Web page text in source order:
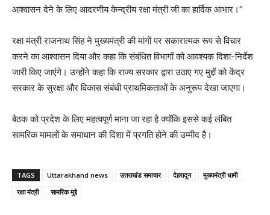
आश्वासन देने के लिए आदरणीय केन्द्रीय रक्षा मंत्री जी का हार्दिक आभार।”
रक्षा मंत्री राजनाथ सिंह ने मुख्यमंत्री की मांगों पर सकारात्मक रूप से विचार
करने का आश्वासन दिया और कहा कि संबंधित विभागों को आवश्यक दिशा-निर्देश
जारी किए जाएंगे। उन्होंने कहा कि राज्य सरकार द्वारा उठाए गए मुद्दों को केंद्र
सरकार के सुरक्षा और विकास संबंधी प्राथमिकताओं के अनुरूप देखा जाएगा।
बैठक को प्रदेश के लिए महत्वपूर्ण माना जा रहा है क्योंकि इससे कई लंबित
सामरिक मामलों के समाधान की दिशा में प्रगति होने की उम्मीद है।
TAGS Uttarakhand news उत्तराखंड समाचार देहरादून
मुख्यमंत्री धामी
रक्षा मंत्री
सामरिक मुद्दे